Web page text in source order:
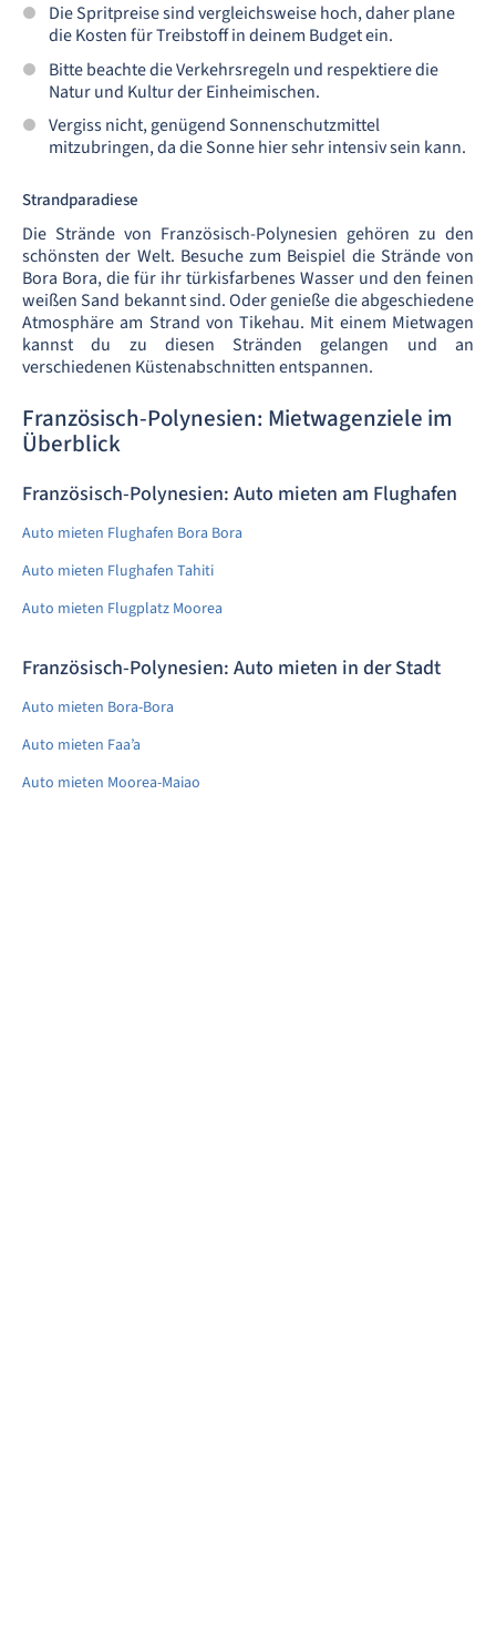
Die Spritpreise sind vergleichsweise hoch, daher plane
die Kosten für Treibstoff in deinem Budget ein.
Bitte beachte die Verkehrsregeln und respektiere die
Natur und Kultur der Einheimischen.
Vergiss nicht, genügend Sonnenschutzmittel
mitzubringen, da die Sonne hier sehr intensiv sein kann.
Strandparadiese
Die Strände von Französisch-Polynesien gehören zu den
schönsten der Welt. Besuche zum Beispiel die Strände von
Bora Bora, die für ihr türkisfarbenes Wasser und den feinen
weißen Sand bekannt sind. Oder genieße die abgeschiedene
Atmosphäre am Strand von Tikehau. Mit einem Mietwagen
kannst du zu diesen Stränden gelangen und an
verschiedenen Küstenabschnitten entspannen.
Französisch-Polynesien: Mietwagenziele im
Überblick
Französisch-Polynesien: Auto mieten am Flughafen
Auto mieten Flughafen Bora Bora
Auto mieten Flughafen Tahiti
Auto mieten Flugplatz Moorea
Französisch-Polynesien: Auto mieten in der Stadt
Auto mieten Bora-Bora
Auto mieten Faa’a
Auto mieten Moorea-Maiao